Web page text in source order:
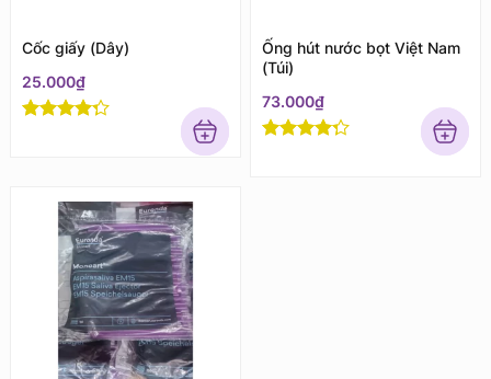
Cốc giấy (Dây)
25.000₫
Ống hút nước bọt Việt Nam
(Túi)
73.000₫